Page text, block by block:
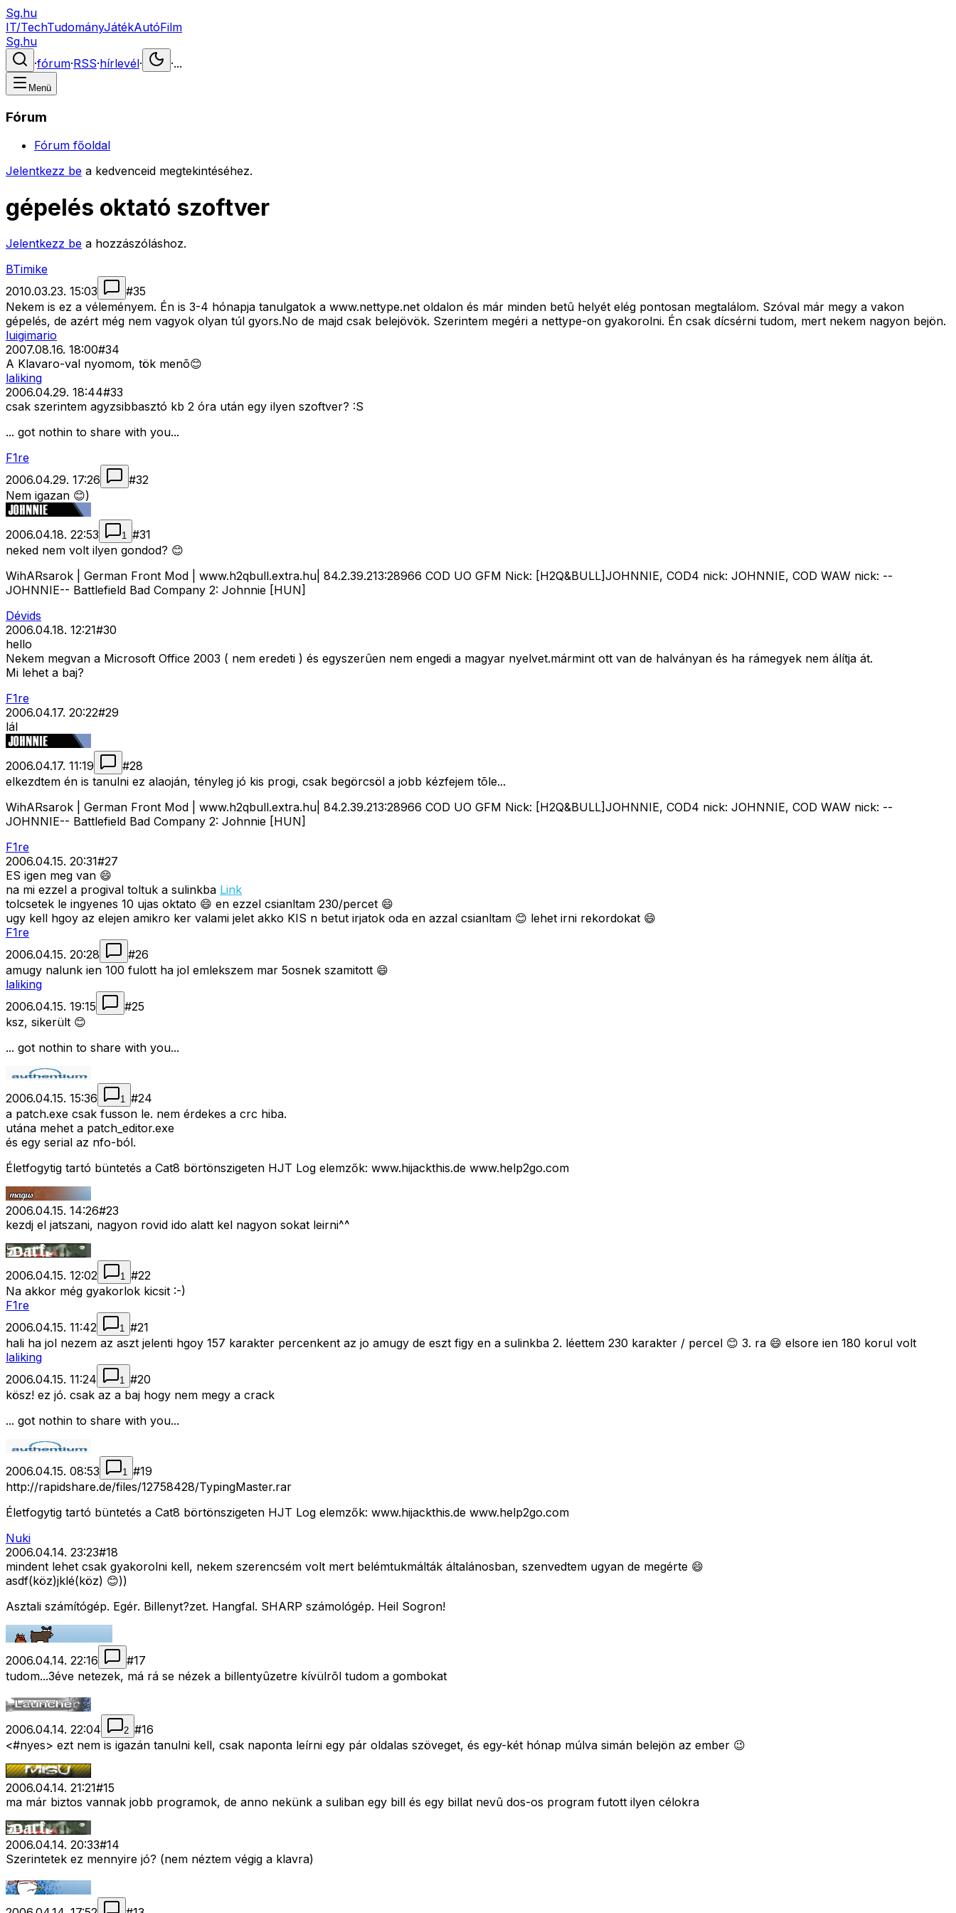
Sg.hu
IT/TechTudományJátékAutóFilm
Sg.hu
·fórum·RSS·hírlevél· ·...
Menü
Fórum
Fórum főoldal
Jelentkezz be a kedvenceid megtekintéséhez.
gépelés oktató szoftver
Jelentkezz be a hozzászóláshoz.
BTimike
2010.03.23. 15:03
#35
Nekem is ez a véleményem. Én is 3-4 hónapja tanulgatok a www.nettype.net oldalon és már minden betû helyét elég pontosan megtalálom. Szóval már megy a vakon
gépelés, de azért még nem vagyok olyan túl gyors.No de majd csak belejövök. Szerintem megéri a nettype-on gyakorolni. Én csak dícsérni tudom, mert nekem nagyon bejön.
luigimario
2007.08.16. 18:00#34
A Klavaro-val nyomom, tök menõ😊
laliking
2006.04.29. 18:44#33
csak szerintem agyzsibbasztó kb 2 óra után egy ilyen szoftver? :S
... got nothin to share with you...
F1re
2006.04.29. 17:26
#32
Nem igazan 😊)
2006.04.18. 22:53 1 #31
neked nem volt ilyen gondod? 😊
WihARsarok | German Front Mod | www.h2qbull.extra.hu| 84.2.39.213:28966 COD UO GFM Nick: [H2Q&BULL]JOHNNIE, COD4 nick: JOHNNIE, COD WAW nick: --
JOHNNIE-- Battlefield Bad Company 2: Johnnie [HUN]
Dévids
2006.04.18. 12:21#30
hello
Nekem megvan a Microsoft Office 2003 ( nem eredeti ) és egyszerûen nem engedi a magyar nyelvet.mármint ott van de halványan és ha rámegyek nem álítja át.
Mi lehet a baj?
F1re
2006.04.17. 20:22#29
lál
2006.04.17. 11:19 #28
elkezdtem én is tanulni ez alaoján, tényleg jó kis progi, csak begörcsöl a jobb kézfejem tõle...
WihARsarok | German Front Mod | www.h2qbull.extra.hu| 84.2.39.213:28966 COD UO GFM Nick: [H2Q&BULL]JOHNNIE, COD4 nick: JOHNNIE, COD WAW nick: --
JOHNNIE-- Battlefield Bad Company 2: Johnnie [HUN]
F1re
2006.04.15. 20:31#27
ES igen meg van 😄
na mi ezzel a progival toltuk a sulinkba Link
tolcsetek le ingyenes 10 ujas oktato 😄 en ezzel csianltam 230/percet 😄
ugy kell hgoy az elejen amikro ker valami jelet akko KIS n betut irjatok oda en azzal csianltam 😊 lehet irni rekordokat 😄
F1re
2006.04.15. 20:28
#26
amugy nalunk ien 100 fulott ha jol emlekszem mar 5osnek szamitott 😄
laliking
2006.04.15. 19:15
#25
ksz, sikerült 😊
... got nothin to share with you...
2006.04.15. 15:36 1 #24
a patch.exe csak fusson le. nem érdekes a crc hiba.
utána mehet a patch_editor.exe
és egy serial az nfo-ból.
Életfogytig tartó büntetés a Cat8 börtönszigeten HJT Log elemzők: www.hijackthis.de www.help2go.com
2006.04.15. 14:26#23
kezdj el jatszani, nagyon rovid ido alatt kel nagyon sokat leirni^^
2006.04.15. 12:02 1 #22
Na akkor még gyakorlok kicsit :-)
F1re
2006.04.15. 11:42
1 #21
hali ha jol nezem az aszt jelenti hgoy 157 karakter percenkent az jo amugy de eszt figy en a sulinkba 2. léettem 230 karakter / percel 😊 3. ra 😄 elsore ien 180 korul volt
laliking
2006.04.15. 11:24
1 #20
kösz! ez jó. csak az a baj hogy nem megy a crack
... got nothin to share with you...
2006.04.15. 08:53 1 #19
http://rapidshare.de/files/12758428/TypingMaster.rar
Életfogytig tartó büntetés a Cat8 börtönszigeten HJT Log elemzők: www.hijackthis.de www.help2go.com
Nuki
2006.04.14. 23:23#18
mindent lehet csak gyakorolni kell, nekem szerencsém volt mert belémtukmálták általánosban, szenvedtem ugyan de megérte 😄
asdf(köz)jklé(köz) 😊))
Asztali számítógép. Egér. Billenyt?zet. Hangfal. SHARP számológép. Heil Sogron!
2006.04.14. 22:16 #17
tudom...3éve netezek, má rá se nézek a billentyûzetre kívülrõl tudom a gombokat
2006.04.14. 22:04 2 #16
<#nyes> ezt nem is igazán tanulni kell, csak naponta leírni egy pár oldalas szöveget, és egy-két hónap múlva simán belejön az ember 😉
2006.04.14. 21:21#15
ma már biztos vannak jobb programok, de anno nekünk a suliban egy bill és egy billat nevû dos-os program futott ilyen célokra
2006.04.14. 20:33#14
Szerintetek ez mennyire jó? (nem néztem végig a klavra)